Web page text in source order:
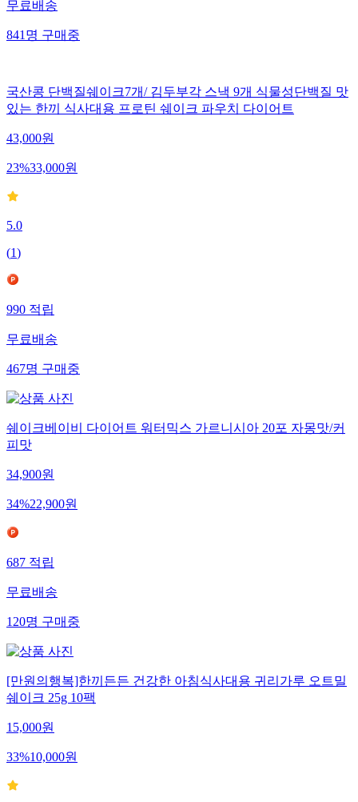
무료배송
841명구매중
국산콩 단백질쉐이크7개/ 김두부각 스낵 9개 식물성단백질 맛
있는 한끼 식사대용 프로틴 쉐이크 파우치 다이어트
43,000원
23%33,000원
5.0
(1)
990적립
무료배송
467명구매중
쉐이크베이비 다이어트 워터믹스 가르니시아 20포 자몽맛/커
피맛
34,900원
34%22,900원
687적립
무료배송
120명구매중
[만원의행복]한끼든든 건강한 아침식사대용 귀리가루 오트밀
쉐이크 25g 10팩
15,000원
33%10,000원